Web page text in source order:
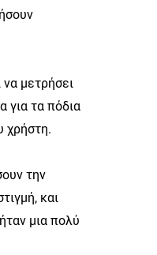
μετρήσει
για τα πόδια
χρήστη.
την
και
μια πολύ